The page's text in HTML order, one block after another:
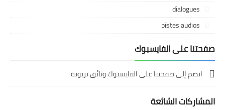
dialogues
pistes audios
صفحتنا على الفايسبوك
انضم إلى صفحتنا على الفايسبوك وثائق تربوية
المشاركات الشائعة